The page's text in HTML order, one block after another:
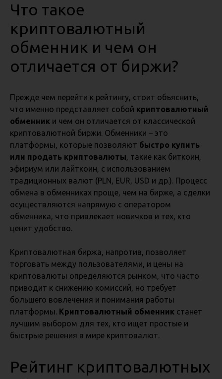
Что такое
криптовалютный
обменник и чем он
отличается от биржи?
Прежде чем перейти к рейтингу, стоит объяснить,
что именно представляет собой криптовалютный
обменник и чем он отличается от классической
криптовалютной биржи. Обменники – это
платформы, которые позволяют быстро купить
или продать криптовалюты, такие как биткоин,
эфириум или лайткоин, с использованием
традиционных валют (PLN, EUR, USD и др.). Процесс
обмена в обменниках проще, чем на бирже, а сделки
осуществляются напрямую с оператором
обменника, что привлекает новичков и тех, кто
ценит удобство.
Криптовалютная биржа, напротив, позволяет
торговать между пользователями, и цены на
криптовалюты определяются рынком, что часто
приводит к снижению комиссий, но требует
большего вовлечения и понимания работы
платформы. Криптовалютный обменник станет
лучшим выбором для тех, кто ищет простые и
быстрые решения в мире криптовалют.
Рейтинг криптовалютных